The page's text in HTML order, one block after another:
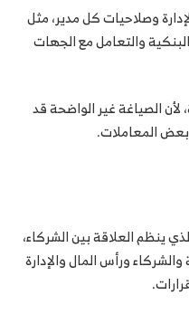
وصلاحيات كل مدير، مثل
والتعامل مع الجهات
الصياغة غير الواضحة قد
المعاملات.
ينظم العلاقة بين الشركاء،
ورأس المال والإدارة